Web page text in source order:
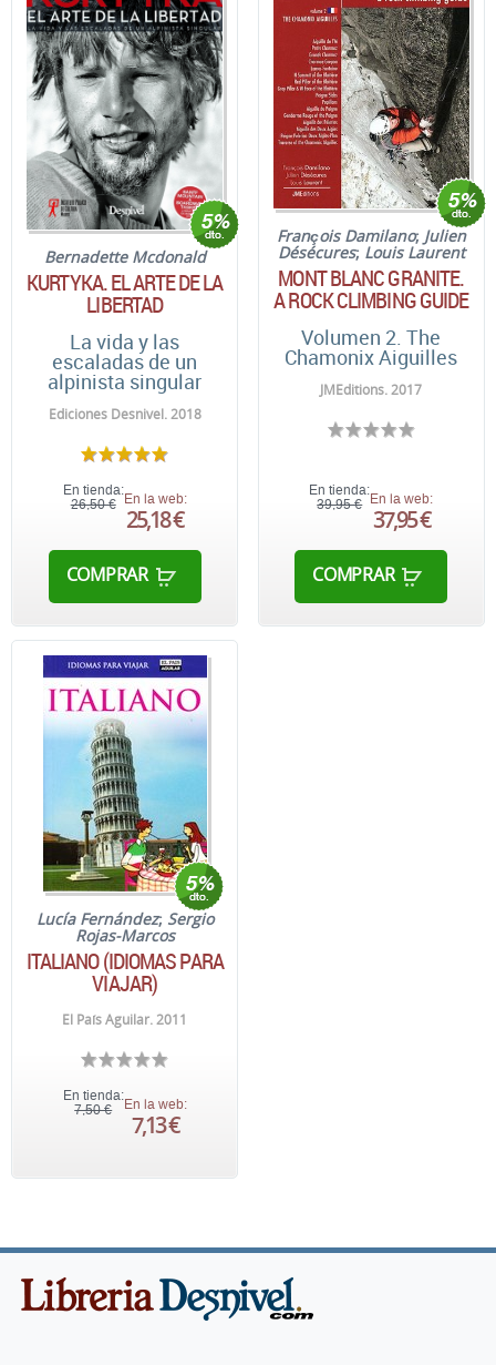
Bernadette Mcdonald
KURTYKA. EL ARTE DE LA
LIBERTAD
La vida y las
escaladas de un
alpinista singular
Ediciones Desnivel. 2018
En tienda:
26,50 € En la web:
25,18 €
COMPRAR
François Damilano; Julien
Désécures; Louis Laurent
MONT BLANC GRANITE.
A ROCK CLIMBING GUIDE
Volumen 2. The
Chamonix Aiguilles
JMEditions. 2017
En tienda:
39,95 €
En la web:
37,95 €
COMPRAR
Lucía Fernández; Sergio
Rojas-Marcos
ITALIANO (IDIOMAS PARA
VIAJAR)
El País Aguilar. 2011
En tienda:
7,50 €
En la web:
7,13 €